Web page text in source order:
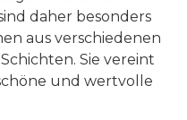
daher besonders
aus verschiedenen
Sie vereint
und wertvolle